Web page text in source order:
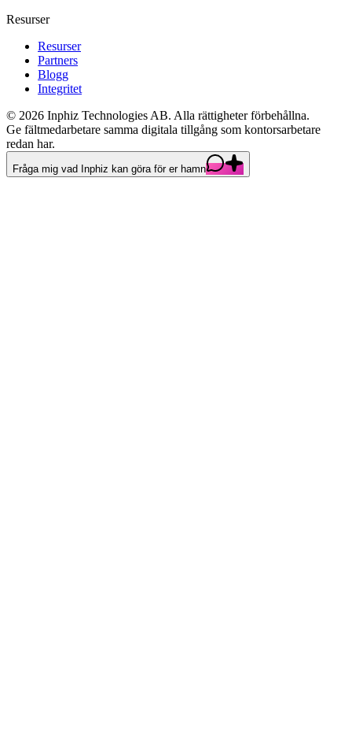
Resurser
Resurser
Partners
Blogg
Integritet
© 2026 Inphiz Technologies AB. Alla rättigheter förbehållna.
Ge fältmedarbetare samma digitala tillgång som kontorsarbetare
redan har.
Fråga mig vad Inphiz kan göra för er hamn